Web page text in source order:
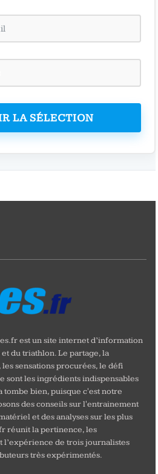
LA SÉLECTION
est un site internet d’information
du triathlon. Le partage, la
sensations procurées, le défi
sont les ingrédients indispensables
bien, puisque c'est notre
des conseils sur l'entrainement
et des analyses sur les plus
réunit la pertinence, les
l’expérience de trois journalistes
très expérimentés.